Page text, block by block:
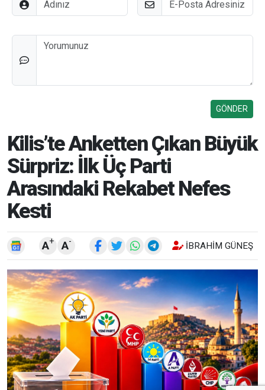
Düşünceleriniz
Kilis’te Anketten Çıkan Büyük
Sürpriz: İlk Üç Parti
Arasındaki Rekabet Nefes
Kesti
A+ A- İBRAHIM GÜNEŞ